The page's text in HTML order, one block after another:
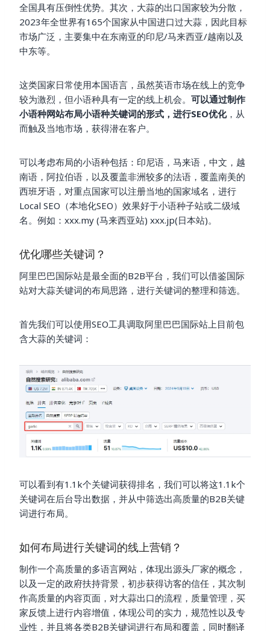
全国具有压倒性优势。其次，大蒜的出口国家较为分散，
2023年全世界有165个国家从中国进口过大蒜，因此目标
市场广泛，主要集中在东南亚的印尼/马来西亚/越南以及
中东等。
这类国家日常使用本国语言，虽然英语市场在线上的竞争
较为激烈，但小语种具有一定的线上机会。 可以通过制作
小语种网站布局小语种关键词的形式，进行SEO优化，从
而触及当地市场，获得潜在客户。
可以考虑布局的小语种包括：印尼语，马来语，中文，越
南语，阿拉伯语，以及覆盖非洲较多的法语，覆盖南美的
西班牙语，对重点国家可以注册当地的国家域名，进行
Local SEO（本地化SEO）效果好于小语种子站或二级域
名。例如：xxx.my (马来西亚站) xxx.jp(日本站)。
优化哪些关键词？
阿里巴巴国际站是最全面的B2B平台，我们可以借鉴国际
站对大蒜关键词的布局思路，进行关键词的整理和筛选。
首先我们可以使用SEO工具调取阿里巴巴国际站上目前包
含大蒜的关键词：
可以看到有1.1k个关键词获得排名，我们可以将这1.1k个
关键词在后台导出数据，并从中筛选出高质量的B2B关键
词进行布局。
如何布局进行关键词的线上营销？
制作一个高质量的多语言网站，体现出源头厂家的概念，
以及一定的政府扶持背景，初步获得访客的信任，其次制
作高质量的内容页面，对大蒜出口的流程，质量管理，买
家反馈上进行内容增值，体现公司的实力，规范性以及专
业性，并且将各类B2B关键词进行布局和覆盖，同时翻译